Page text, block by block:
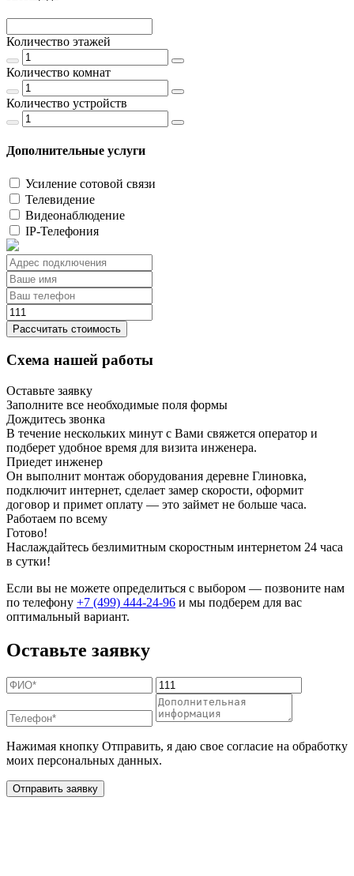
Количество этажей
Количество комнат
Количество устройств
Дополнительные услуги
Усиление сотовой связи
Телевидение
Видеонаблюдение
IP-Телефония
Рассчитать стоимость
Схема нашей работы
Оставьте заявку
Заполните все необходимые поля формы
Дождитесь звонка
В течение нескольких минут с Вами свяжется оператор и
подберет удобное время для визита инженера.
Приедет инженер
Он выполнит монтаж оборудования деревне Глиновка,
подключит интернет, сделает замер скорости, оформит
договор и примет оплату — это займет не больше часа.
Работаем по всему
Готово!
Наслаждайтесь безлимитным скоростным интернетом 24 часа
в сутки!
Если вы не можете определиться с выбором — позвоните нам
по телефону +7 (499) 444-24-96 и мы подберем для вас
оптимальный вариант.
Оставьте заявку
Нажимая кнопку Отправить, я даю свое согласие на обработку
моих персональных данных.
Отправить заявку